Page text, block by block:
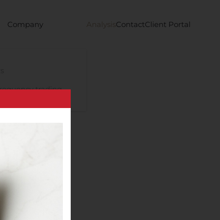
Company
trading
Analysis ContactClient Portal